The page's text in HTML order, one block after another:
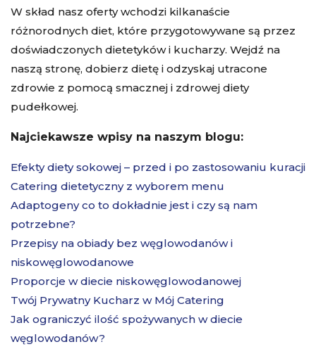
W skład nasz oferty wchodzi kilkanaście
różnorodnych diet, które przygotowywane są przez
doświadczonych dietetyków i kucharzy. Wejdź na
naszą stronę, dobierz dietę i odzyskaj utracone
zdrowie z pomocą smacznej i zdrowej diety
pudełkowej.
Najciekawsze wpisy na naszym blogu:
Efekty diety sokowej – przed i po zastosowaniu kuracji
Catering dietetyczny z wyborem menu
Adaptogeny co to dokładnie jest i czy są nam
potrzebne?
Przepisy na obiady bez węglowodanów i
niskowęglowodanowe
Proporcje w diecie niskowęglowodanowej
Twój Prywatny Kucharz w Mój Catering
Jak ograniczyć ilość spożywanych w diecie
węglowodanów?